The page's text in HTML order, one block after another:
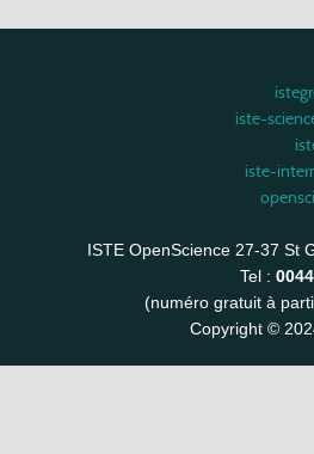
iste-
iste-
ISTE OpenScience 27-37 St
Tel :
(numéro gratuit à
Copyright ©